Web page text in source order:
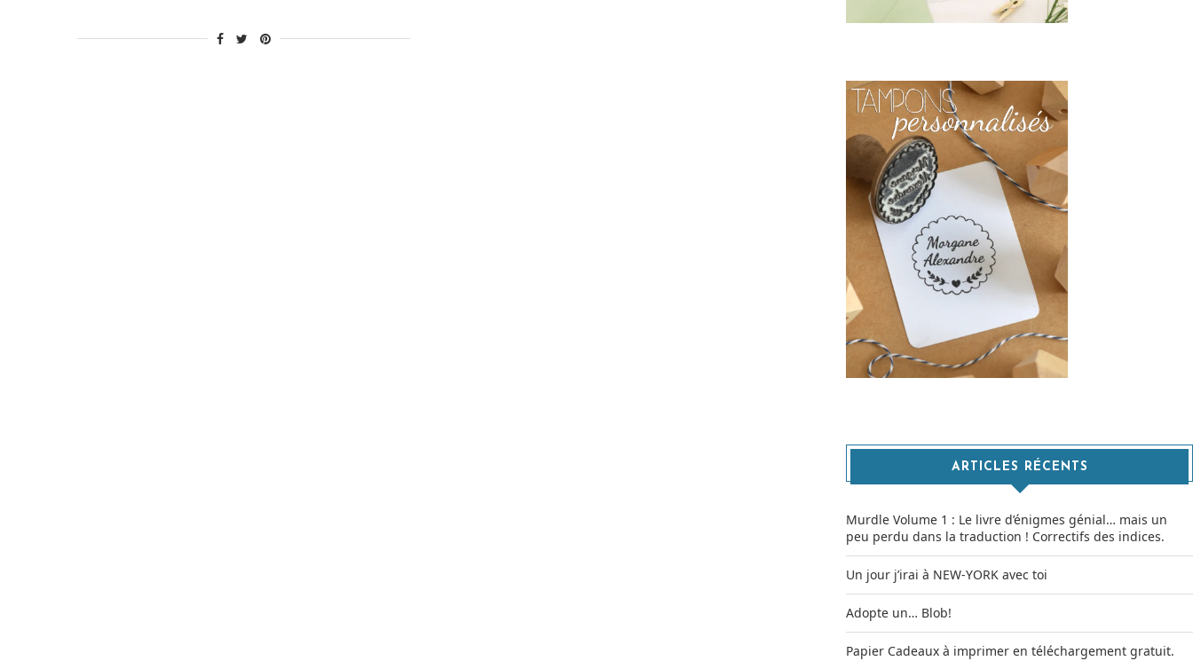
ARTICLES RÉCENTS
Murdle Volume 1 : Le livre d’énigmes génial… mais un
peu perdu dans la traduction ! Correctifs des indices.
Un jour j’irai à NEW-YORK avec toi
Adopte un… Blob!
Papier Cadeaux à imprimer en téléchargement gratuit.